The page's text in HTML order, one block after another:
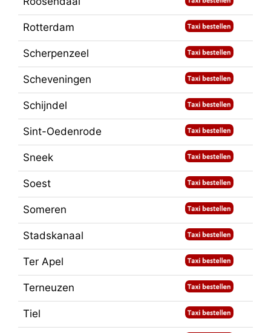
Rotterdam
Scherpenzeel
Scheveningen
Schijndel
Sint-Oedenrode
Sneek
Soest
Someren
Stadskanaal
Ter Apel
Terneuzen
Tiel